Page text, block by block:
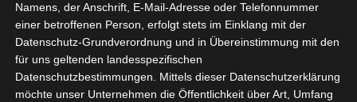
Zeige
grösseres
Bild
Namens, der Anschrift, E-Mail-Adresse oder Telefonnummer
einer betroffenen Person, erfolgt stets im Einklang mit der
Datenschutz-Grundverordnung und in Übereinstimmung mit den
für uns geltenden landesspezifischen
Datenschutzbestimmungen. Mittels dieser Datenschutzerklärung
möchte unser Unternehmen die Öffentlichkeit über Art, Umfang